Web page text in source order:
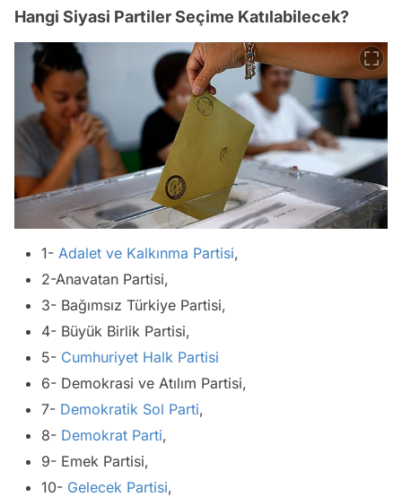
Hangi Siyasi Partiler Seçime Katılabilecek?
1- Adalet ve Kalkınma Partisi,
2-Anavatan Partisi,
3- Bağımsız Türkiye Partisi,
4- Büyük Birlik Partisi,
5- Cumhuriyet Halk Partisi
6- Demokrasi ve Atılım Partisi,
7- Demokratik Sol Parti,
8- Demokrat Parti,
9- Emek Partisi,
10- Gelecek Partisi,